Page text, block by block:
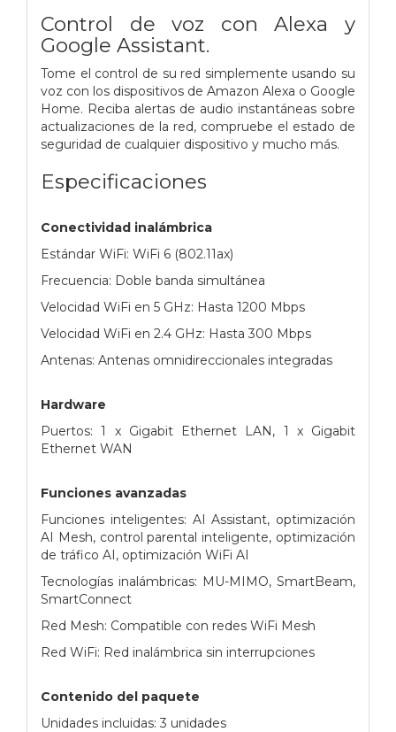
Control de voz con Alexa y
Google Assistant.
Tome el control de su red simplemente usando su
voz con los dispositivos de Amazon Alexa o Google
Home. Reciba alertas de audio instantáneas sobre
actualizaciones de la red, compruebe el estado de
seguridad de cualquier dispositivo y mucho más.
Especificaciones
Conectividad inalámbrica
Estándar WiFi: WiFi 6 (802.11ax)
Frecuencia: Doble banda simultánea
Velocidad WiFi en 5 GHz: Hasta 1200 Mbps
Velocidad WiFi en 2.4 GHz: Hasta 300 Mbps
Antenas: Antenas omnidireccionales integradas
Hardware
Puertos: 1 x Gigabit Ethernet LAN, 1 x Gigabit
Ethernet WAN
Funciones avanzadas
Funciones inteligentes: AI Assistant, optimización
AI Mesh, control parental inteligente, optimización
de tráfico AI, optimización WiFi AI
Tecnologías inalámbricas: MU-MIMO, SmartBeam,
SmartConnect
Red Mesh: Compatible con redes WiFi Mesh
Red WiFi: Red inalámbrica sin interrupciones
Contenido del paquete
Unidades incluidas: 3 unidades